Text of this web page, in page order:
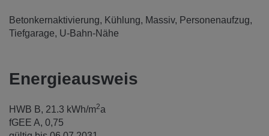
Betonkernaktivierung Kühlung Massiv
Personenaufzug
Tiefgarage U-Bahn-Nähe
Energieausweis
HWB B, 21.3 kWh/m2a
fGEE A, 0,75